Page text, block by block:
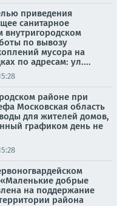
приведения
санитарное
внутригородском
по вывозу
мусора на
по адресам: ул....
районе при
Московская область
для жителей домов,
графиком день не
добрые
на поддержание
района